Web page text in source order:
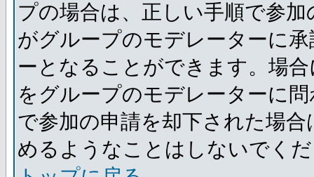
プの場合は、正しい手順で参
がグループのモデレーターに
ーとなることができます。場
をグループのモデレーターに
で参加の申請を却下された場
めるようなことはしないでく